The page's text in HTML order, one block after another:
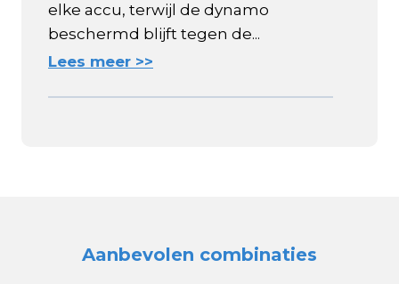
elke accu, terwijl de dynamo
beschermd blijft tegen de...
Lees meer >>
Aanbevolen combinaties